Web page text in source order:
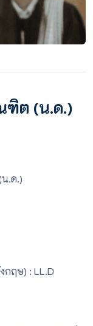
ฑิต (น.ด.)
.ด.)
กฤษ) : LL.D